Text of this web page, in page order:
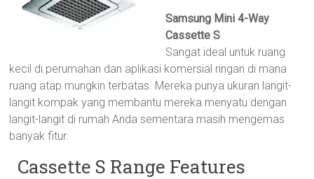
Samsung Mini 4-Way
Cassette S
Sangat ideal untuk ruang
kecil di perumahan dan aplikasi komersial ringan di mana
ruang atap mungkin terbatas. Mereka punya ukuran langit-
langit kompak yang membantu mereka menyatu dengan
langit-langit di rumah Anda sementara masih mengemas
banyak fitur.
Cassette S Range Features